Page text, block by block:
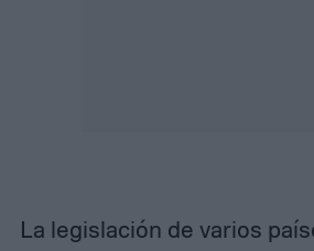
La legislación de varios